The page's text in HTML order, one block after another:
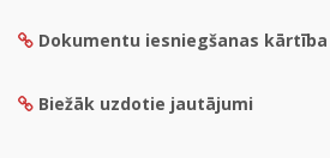
Dokumentu iesniegšanas kārtība
Biežāk uzdotie jautājumi